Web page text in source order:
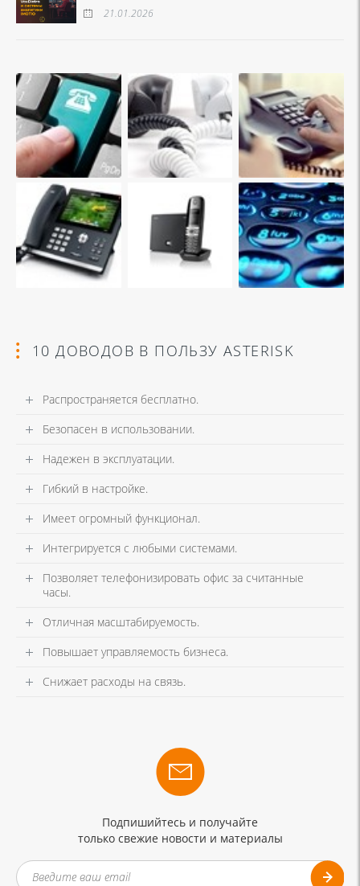
21.01.2026
10 ДОВОДОВ В ПОЛЬЗУ ASTERISK
Распространяется бесплатно.
Безопасен в использовании.
Надежен в эксплуатации.
Гибкий в настройке.
Имеет огромный функционал.
Интегрируется с любыми системами.
Позволяет телефонизировать офис за считанные
часы.
Отличная масштабируемость.
Повышает управляемость бизнеса.
Снижает расходы на связь.
Подпишийтесь и получайте
только свежие новости и материалы